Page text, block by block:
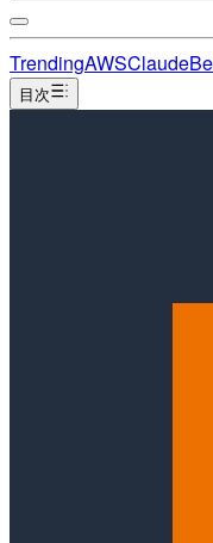
TrendingAWSClaude
目次